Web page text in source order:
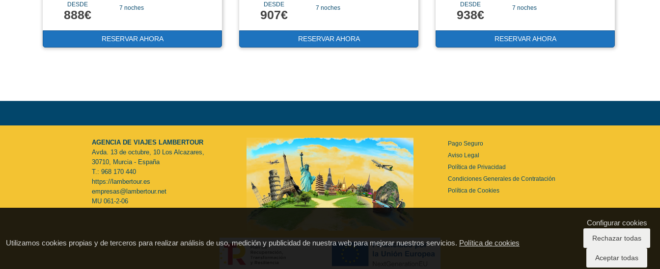
Utilizamos cookies propias y de terceros para realizar análisis de uso, medición y publicidad de nuestra web para mejorar nuestros servicios. Política de cookies
Configurar cookies
Rechazar todas
Aceptar todas
DESDE
888€ 7 noches
RESERVAR AHORA
DESDE
907€ 7 noches
RESERVAR AHORA
DESDE
938€ 7 noches
RESERVAR AHORA
AGENCIA DE VIAJES LAMBERTOUR
Avda. 13 de octubre, 10 Los Alcazares,
30710, Murcia - España
T.: 968 170 440
https://lambertour.es
empresas@lambertour.net
MU 061-2-06
Pago Seguro
Aviso Legal
Política de Privacidad
Condiciones Generales de Contratación
Política de Cookies